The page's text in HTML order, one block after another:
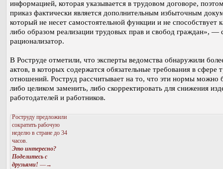
информацией, которая указывается в трудовом договоре,
приказ фактически является дополнительным избыточным
который не несет самостоятельной функции и не способствует
либо образом реализации трудовых прав и свобод граждан», —
рационализатор.
В Роструде отметили, что эксперты ведомства обнаружили
актов, в которых содержатся обязательные требования в сфере
отношений. Роструд рассчитывает на то, что эти нормы можно
либо целиком заменить, либо скорректировать для снижения
работодателей и работников.
Роструду предложили
сократить рабочую
неделю в стране до 34
часов.
Это интересно?
Поделитесь с
друзьями! —→